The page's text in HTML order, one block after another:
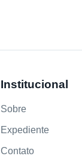
Institucional
Sobre
Expediente
Contato